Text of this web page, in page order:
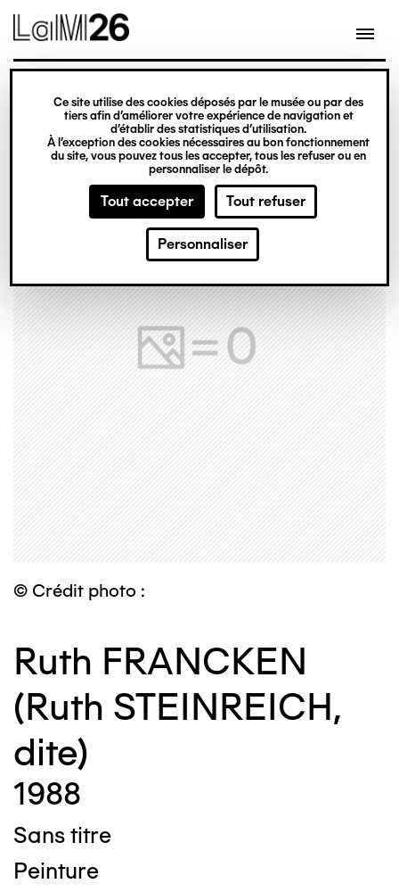
Gestion des cookies
Ce site utilise des cookies déposés par le musée ou par des
tiers afin d’améliorer votre expérience de navigation et
d’établir des statistiques d’utilisation.
À l’exception des cookies nécessaires au bon fonctionnement
du site, vous pouvez tous les accepter, tous les refuser ou en
personnaliser le dépôt.
Tout accepter Tout refuser
Personnaliser
contenu
© Crédit photo :
Ruth FRANCKEN
(Ruth STEINREICH,
dite)
1988
Sans titre
Peinture